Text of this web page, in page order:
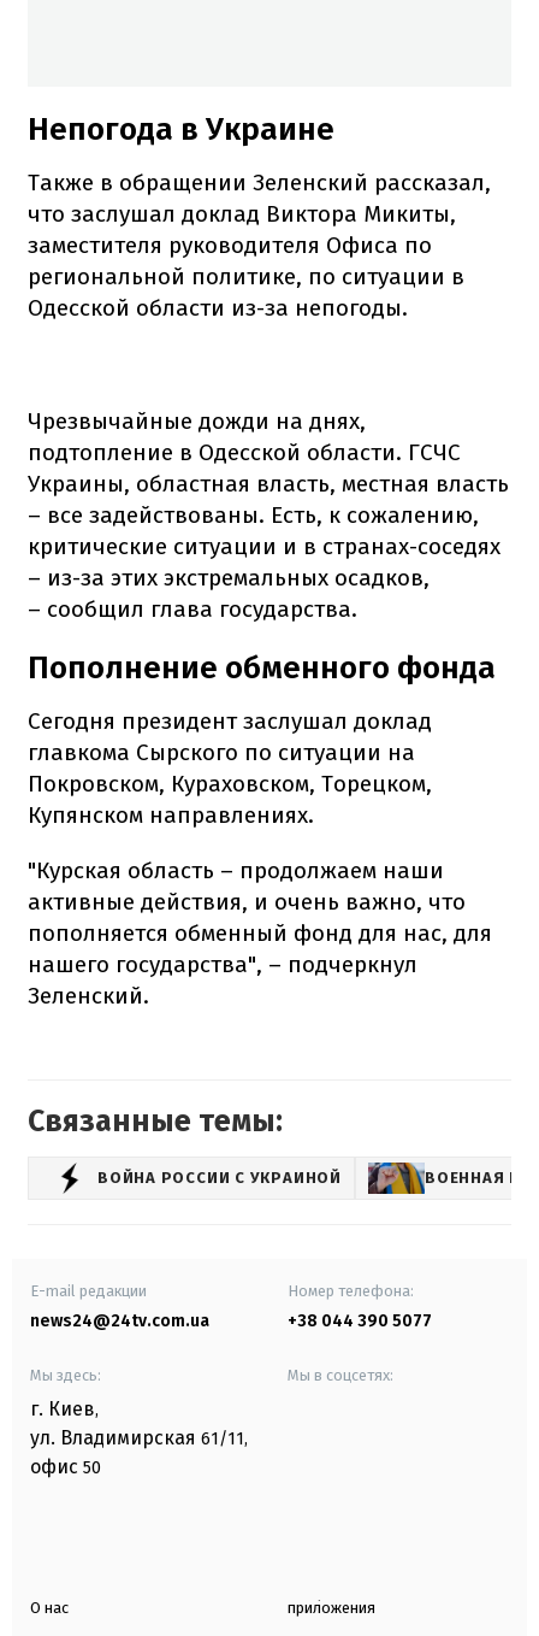
Непогода в Украине
Также в обращении Зеленский рассказал,
что заслушал доклад Виктора Микиты,
заместителя руководителя Офиса по
региональной политике, по ситуации в
Одесской области из-за непогоды.
Чрезвычайные дожди на днях,
подтопление в Одесской области. ГСЧС
Украины, областная власть, местная власть
– все задействованы. Есть, к сожалению,
критические ситуации и в странах-соседях
– из-за этих экстремальных осадков,
– сообщил глава государства.
Пополнение обменного фонда
Сегодня президент заслушал доклад
главкома Сырского по ситуации на
Покровском, Кураховском, Торецком,
Купянском направлениях.
"Курская область – продолжаем наши
активные действия, и очень важно, что
пополняется обменный фонд для нас, для
нашего государства", – подчеркнул
Зеленский.
Связанные темы:
ВОЙНА РОССИИ С УКРАИНОЙ ВОЕННАЯ
E-mail редакции
news24@24tv.com.ua
Номер телефона:
+38 044 390 5077
Мы здесь:
г. Киев,
ул. Владимирская 61/11,
офис 50
Мы в соцсетях:
О нас приложения